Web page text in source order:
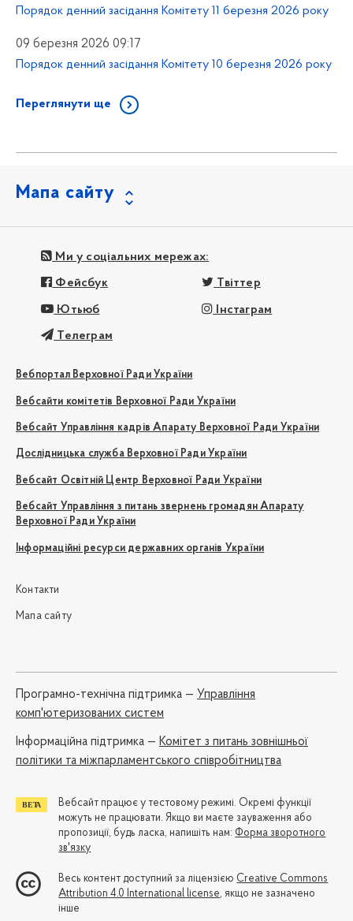
Порядок денний засідання Комітету 11 березня 2026 року
09 березня 2026 09:17
Порядок денний засідання Комітету 10 березня 2026 року
Переглянути ще
Мапа сайту
Ми у соціальних мережах:
Фейсбук Твіттер
Ютьюб Інстаграм
Телеграм
Вебпортал Верховної Ради України
Вебсайти комітетів Верховної Ради України
Вебсайт Управління кадрів Апарату Верховної Ради України
Дослідницька служба Верховної Ради України
Вебсайт Освітній Центр Верховної Ради України
Вебсайт Управління з питань звернень громадян Апарату
Верховної Ради України
Інформаційні ресурси державних органів України
Контакти
Мапа сайту
Програмно-технічна підтримка — Управління
комп'ютеризованих систем
Iнформаційна підтримка — Комітет з питань зовнішньої
політики та міжпарламентського співробітництва
Вебсайт працює у тестовому режимі. Окремі функції
можуть не працювати. Якщо ви маєте зауваження або
пропозиції, будь ласка, напишіть нам: Форма зворотного
зв'язку
Весь контент доступний за ліцензією Creative Commons
Attribution 4.0 International license, якщо не зазначено
інше